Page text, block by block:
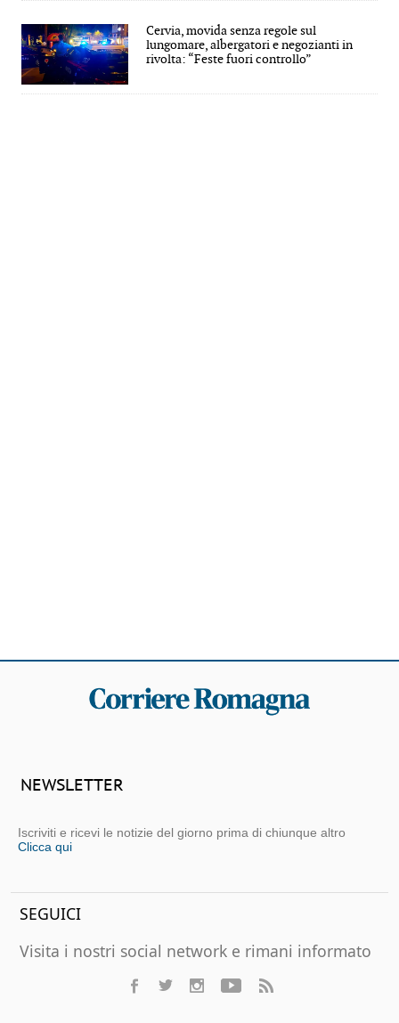
Cervia, movida senza regole sul
lungomare, albergatori e negozianti in
rivolta: “Feste fuori controllo”
NEWSLETTER
Iscriviti e ricevi le notizie del giorno prima di chiunque altro
Clicca qui
SEGUICI
Visita i nostri social network e rimani informato